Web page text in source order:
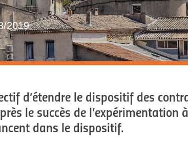
2019
d’étendre le dispositif des
le succès de l’expérimentation à
dans le dispositif.